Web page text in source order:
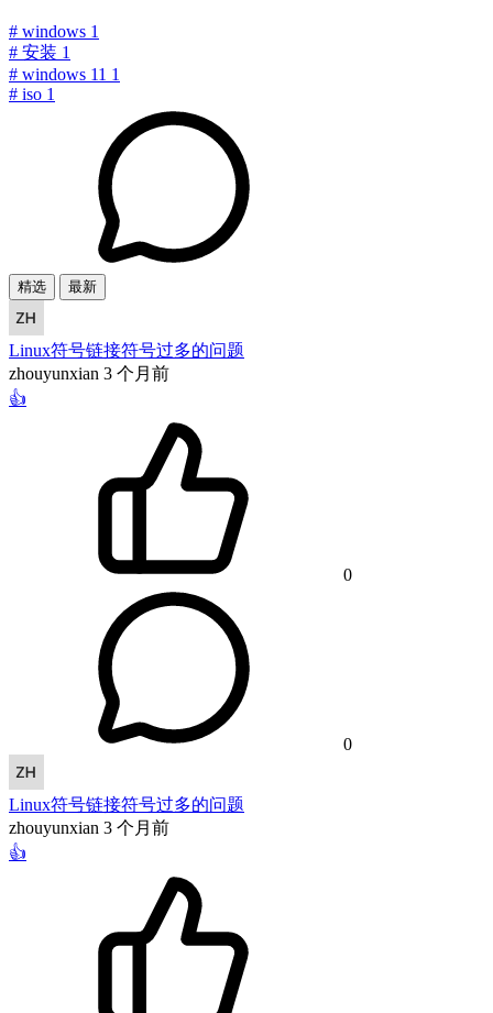
# windows 1
# 安装 1
# windows 11 1
# iso 1
精选 最新
Linux符号链接符号过多的问题
zhouyunxian 3 个月前
👍
0
0
Linux符号链接符号过多的问题
zhouyunxian 3 个月前
👍